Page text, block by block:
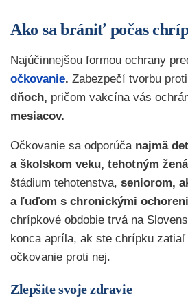
Ako sa brániť počas
Najúčinnejšou formou ochrany
očkovanie. Zabezpečí tvorbu
dňoch, pričom vakcína vás
mesiacov.
Očkovanie sa odporúča najmä
a školskom veku, tehotným
štádium tehotenstva, seniorom,
a ľuďom s chronickými
chrípkové obdobie trvá na
konca apríla, ak ste chrípku
očkovanie proti nej.
Zlepšite svoje zdravie